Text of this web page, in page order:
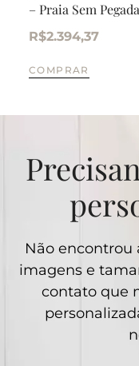
– Praia Sem
R$2.394,37
COMPRAR
Não encontrou
imagens e
contato que